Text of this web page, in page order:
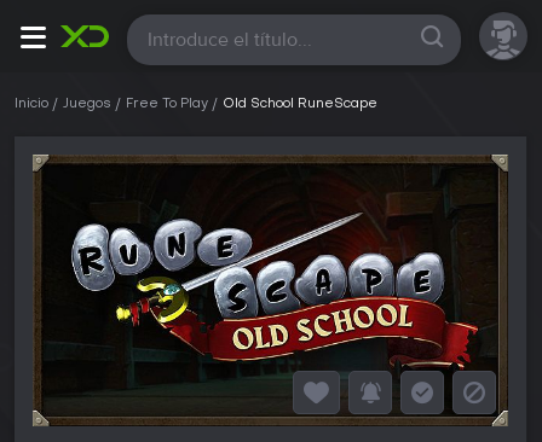
Todas
Inicio Juegos Free To Play Old School RuneScape